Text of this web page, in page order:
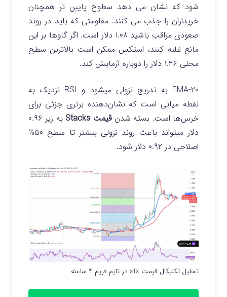
شود که نشان می دهد سطوح پایین تر همچنان
خریداران را جذب می کنند. مقاومتی که باید در روند
صعودی مراقب باشید ۱.۰۸ دلار است. اگر گاوها بر این
مانع غلبه کنند، استکس ممکن است بالاترین سطح
محلی ۱.۲۶ دلار را دوباره آزمایش کند.
۲۰-EMA به تدریج نزولی میشود و RSI نزدیک به
نقطه میانی است که نشان‌دهنده برتری جزئی برای
خرس‌ها است. بسته شدنقیمت Stacks
به زیر ۰.۹۶
دلار میتواند باعث روند نزولی بیشتر تا سطح ۵۰%
اصلاحی در ۰.۹۲ دلار شود.
تحلیل تکنیکال قیمت stx در تایم فریم ۴ ساعته